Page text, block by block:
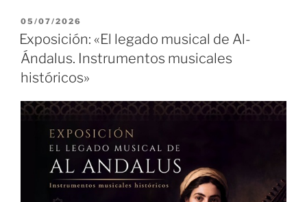
PUBLICADO
EL
05/07/2026
Exposición: «El legado musical de Al-
Ándalus. Instrumentos musicales
históricos»